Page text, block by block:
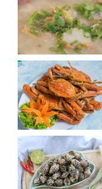
Hình ảnh về Cách
Hình ảnh về Ghẹ